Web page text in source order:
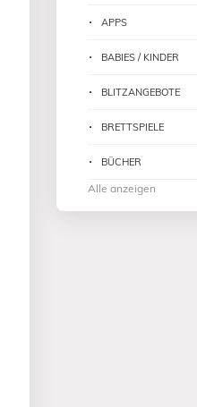
APPS
BABIES / KINDER
BLITZANGEBOTE
BRETTSPIELE
BÜCHER
Alle anzeigen